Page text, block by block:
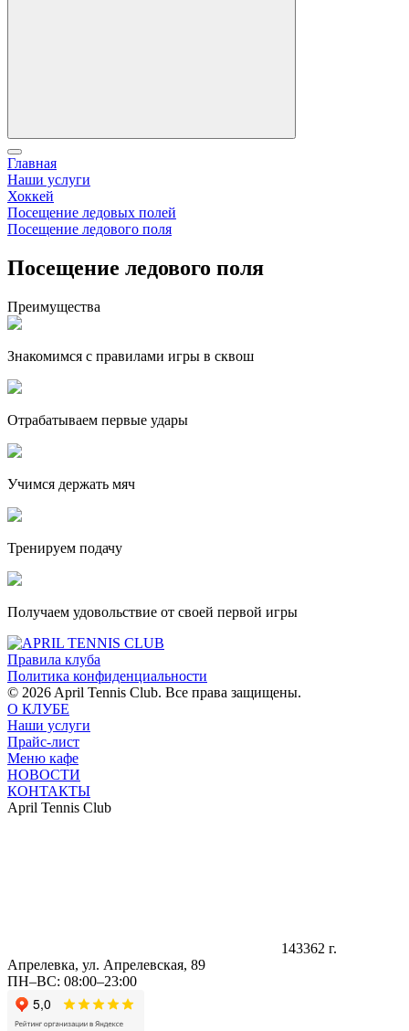
Главная
Наши услуги
Хоккей
Посещение ледовых полей
Посещение ледового поля
Посещение ледового поля
Преимущества
Знакомимся с правилами игры в сквош
Отрабатываем первые удары
Учимся держать мяч
Тренируем подачу
Получаем удовольствие от своей первой игры
Правила клуба
Политика конфиденциальности
© 2026 April Tennis Club. Все права защищены.
О КЛУБЕ
Наши услуги
Прайс-лист
Меню кафе
НОВОСТИ
КОНТАКТЫ
April Tennis Club
143362 г.
Апрелевка, ул. Апрелевская, 89
ПН–ВС: 08:00–23:00